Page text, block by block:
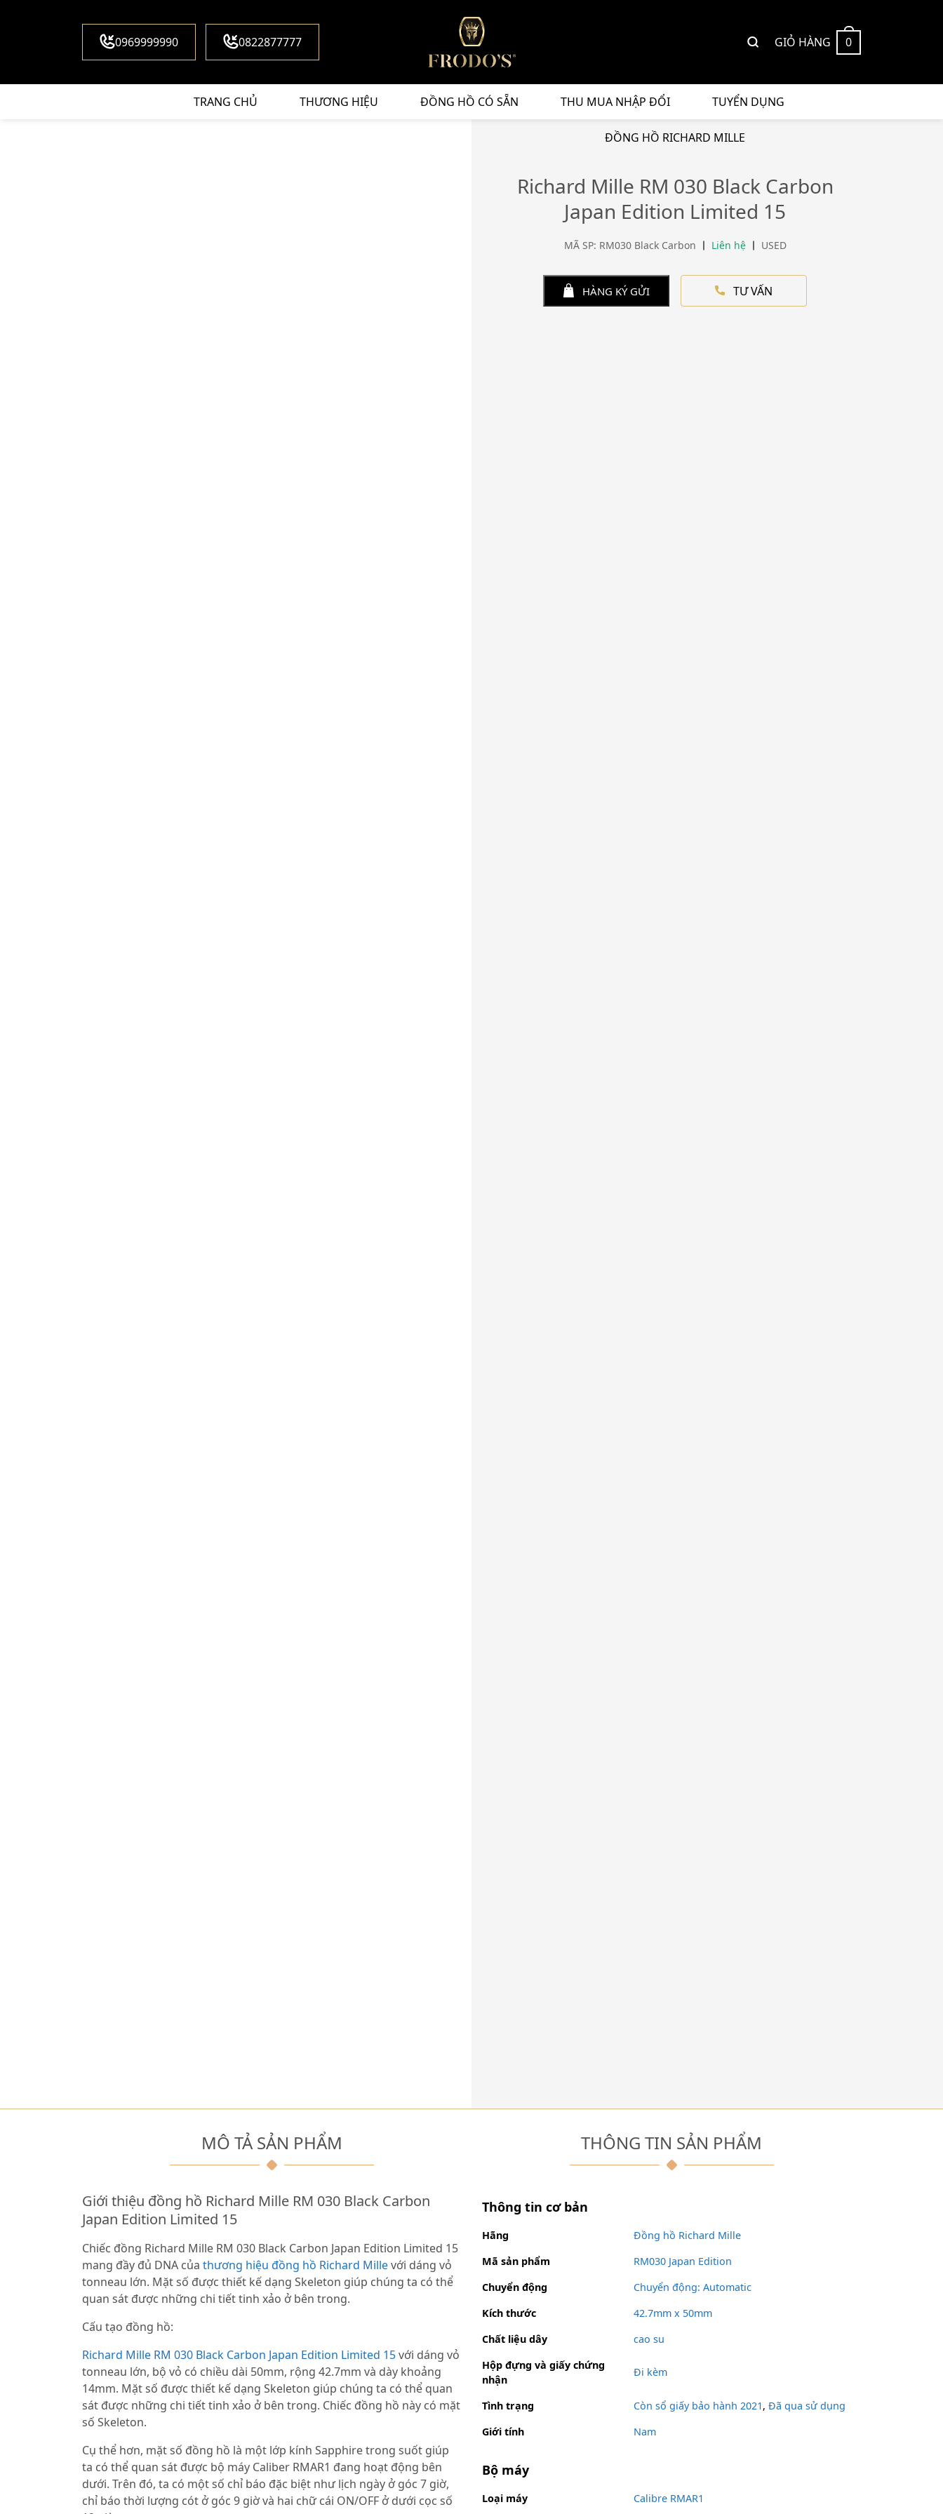
0969999990 0822877777 GIỎ HÀNG 0
TRANG CHỦ THƯƠNG HIỆU ĐỒNG HỒ CÓ SẴN THU MUA NHẬP ĐỔI TUYỂN DỤNG
ĐỒNG HỒ RICHARD MILLE
Richard Mille RM 030 Black Carbon
Japan Edition Limited 15
MÃ SP: RM030 Black Carbon Liên hệ USED
HÀNG KÝ GỬI TƯ VẤN
MÔ TẢ SẢN PHẨM
Giới thiệu đồng hồ Richard Mille RM 030 Black Carbon
Japan Edition Limited 15
Chiếc đồng Richard Mille RM 030 Black Carbon Japan Edition Limited 15
mang đầy đủ DNA của thương hiệu đồng hồ Richard Millevới dáng vỏ
tonneau lớn. Mặt số được thiết kế dạng Skeleton giúp chúng ta có thể
quan sát được những chi tiết tinh xảo ở bên trong.
Cấu tạo đồng hồ:
Richard Mille RM 030 Black Carbon Japan Edition Limited 15với dáng vỏ
tonneau lớn, bộ vỏ có chiều dài 50mm, rộng 42.7mm và dày khoảng
14mm. Mặt số được thiết kế dạng Skeleton giúp chúng ta có thể quan
sát được những chi tiết tinh xảo ở bên trong. Chiếc đồng hồ này có mặt
số Skeleton.
Cụ thể hơn, mặt số đồng hồ là một lớp kính Sapphire trong suốt giúp
ta có thể quan sát được bộ máy Caliber RMAR1 đang hoạt động bên
dưới. Trên đó, ta có một số chỉ báo đặc biệt như lịch ngày ở góc 7 giờ,
chỉ báo thời lượng cót ở góc 9 giờ và hai chữ cái ON/OFF ở dưới cọc số
THÔNG TIN SẢN PHẨM
Thông tin cơ bản
Hãng
Đồng hồ Richard Mille
Mã sản phẩm
RM030 Japan Edition
Chuyển động
Chuyển động: Automatic
Kích thước
42.7mm x 50mm
Chất liệu dây
cao su
Hộp đựng và giấy chứng
nhận
Đi kèm
Tình trạng Còn sổ giấy bảo hành 2021, Đã qua sử dụng
Giới tính
Nam
Bộ máy
Loại máy Calibre RMAR1